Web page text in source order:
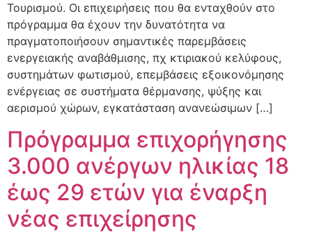
Τουρισμού. Οι επιχειρήσεις που θα ενταχθούν στο
πρόγραμμα θα έχουν την δυνατότητα να
πραγματοποιήσουν σημαντικές παρεμβάσεις
ενεργειακής αναβάθμισης, πχ κτιριακού κελύφους,
συστημάτων φωτισμού, επεμβάσεις εξοικονόμησης
ενέργειας σε συστήματα θέρμανσης, ψύξης και
αερισμού χώρων, εγκατάσταση ανανεώσιμων […]
Πρόγραμμα επιχορήγησης
3.000 ανέργων ηλικίας 18
έως 29 ετών για έναρξη
νέας επιχείρησης